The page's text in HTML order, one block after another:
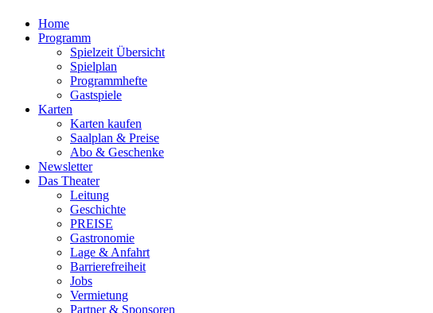
Home
Programm
Spielzeit Übersicht
Spielplan
Programmhefte
Gastspiele
Karten
Karten kaufen
Saalplan & Preise
Abo & Geschenke
Newsletter
Das Theater
Leitung
Geschichte
PREISE
Gastronomie
Lage & Anfahrt
Barrierefreiheit
Jobs
Vermietung
Partner & Sponsoren